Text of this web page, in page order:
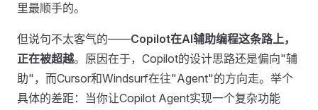
里最顺手的。
但说句不太客气的——Copilot在AI辅助编程这条路上，
正在被超越。原因在于，Copilot的设计思路还是偏向"辅
助"，而Cursor和Windsurf在往"Agent"的方向走。举个
具体的差距：当你让Copilot Agent实现一个复杂功能